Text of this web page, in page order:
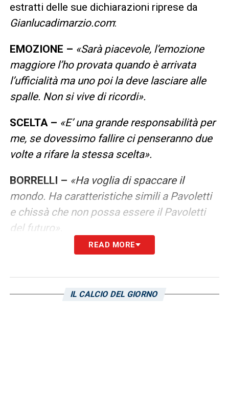
estratti delle sue dichiarazioni riprese da
Gianlucadimarzio.com:
EMOZIONE – «Sarà piacevole, l’emozione
maggiore l’ho provata quando è arrivata
l’ufficialità ma uno poi la deve lasciare alle
spalle. Non si vive di ricordi».
SCELTA – «E’ una grande responsabilità per
me, se dovessimo fallire ci penseranno due
volte a rifare la stessa scelta».
BORRELLI – «Ha voglia di spaccare il
mondo. Ha caratteristiche simili a Pavoletti
e chissà che non possa essere il Pavoletti
del futuro».
FOLORUNSHO – «Non mi sbilancio, dovete
LA PLAYLIST DELLE NOSTRE TOP NEWS
READ MORE
IL CALCIO DEL GIORNO